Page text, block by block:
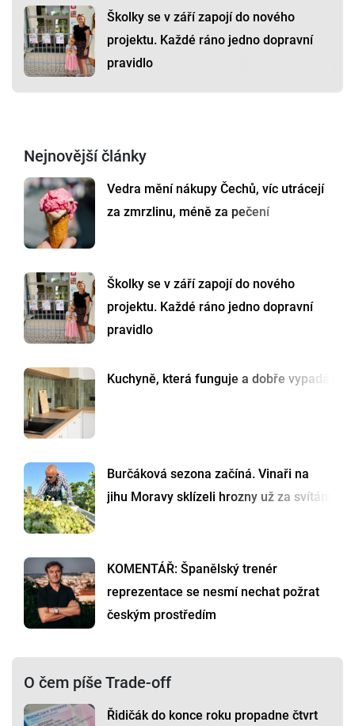
Školky se v září zapojí do nového
projektu. Každé ráno jedno dopravní
pravidlo
Nejnovější články
Vedra mění nákupy Čechů, víc utrácejí
za zmrzlinu, méně za pečení
Školky se v září zapojí do nového
projektu. Každé ráno jedno dopravní
pravidlo
Kuchyně, která funguje a dobře vypadá
Burčáková sezona začíná. Vinaři na
jihu Moravy sklízeli hrozny už za svítání
KOMENTÁŘ: Španělský trenér
reprezentace se nesmí nechat požrat
českým prostředím
O čem píše Trade-off
Řidičák do konce roku propadne čtvrt